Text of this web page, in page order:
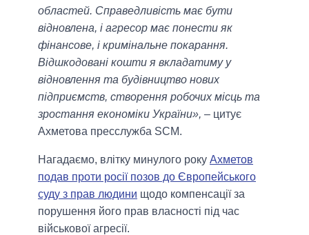
областей. Справедливість має бути
відновлена, і агресор має понести як
фінансове, і кримінальне покарання.
Відшкодовані кошти я вкладатиму у
відновлення та будівництво нових
підприємств, створення робочих місць та
зростання економіки України», – цитує
Ахметова пресслужба SCM.
Нагадаємо, влітку минулого року Ахметов
подав проти росії позов до Європейського
суду з прав людини щодо компенсації за
порушення його прав власності під час
військової агресії.